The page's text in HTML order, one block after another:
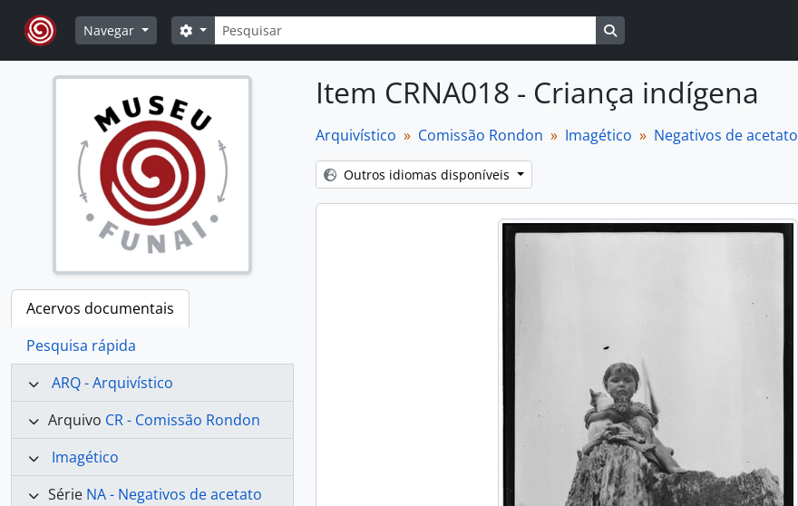
Skip to main content
Navegar
Pesquisar
Opções de busca
Acervos documentais
Pesquisa rápida
ARQ - Arquivístico
Arquivo CR - Comissão Rondon
Imagético
Série NA - Negativos de acetato
Item CRNA018 - Criança indígena
Arquivístico Comissão Rondon Imagético Negativos de acetato
Outros idiomas disponíveis